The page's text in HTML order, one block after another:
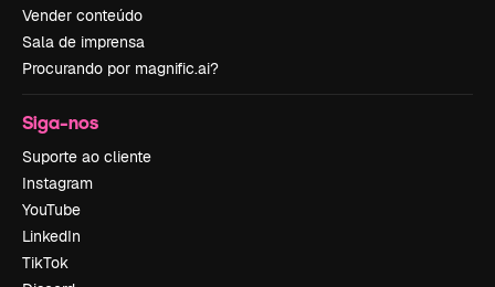
Vender conteúdo
Sala de imprensa
Procurando por magnific.ai?
Siga-nos
Suporte ao cliente
Instagram
YouTube
LinkedIn
TikTok